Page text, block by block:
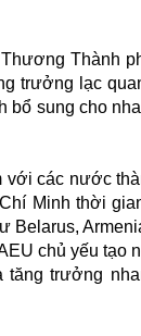
Thành
trưởng lạc
bổ sung cho
các nước
Minh thời
Belarus,
chủ yếu tạo
trưởng